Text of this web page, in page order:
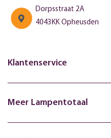
Dorpsstraat 2A
4043KK Opheusden
Klantenservice
Meer Lampentotaal